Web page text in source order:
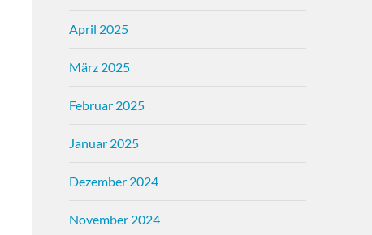
April 2025
März 2025
Februar 2025
Januar 2025
Dezember 2024
November 2024